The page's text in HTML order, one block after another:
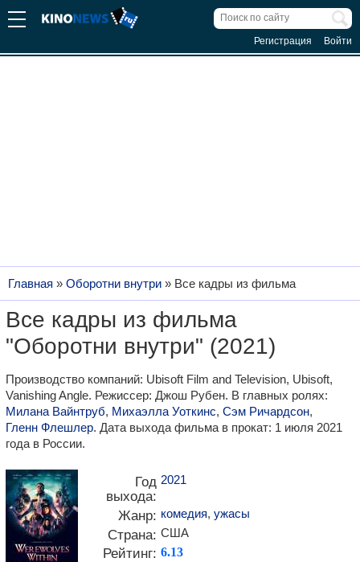
Регистрация Войти
Главная » Оборотни внутри » Все кадры из фильма
Все кадры из фильма
"Оборотни внутри" (2021)
Производство компаний: Ubisoft Film and Television, Ubisoft,
Vanishing Angle. Режиссер: Джош Рубен. В главных ролях:
Милана Вайнтруб, Михаэлла Уоткинс, Сэм Ричардсон,
Гленн Флешлер. Дата выхода фильма в прокат: 1 июля 2021
года в России.
Год
выхода:
2021
Жанр: комедия, ужасы
Страна: США
Рейтинг: 6.13